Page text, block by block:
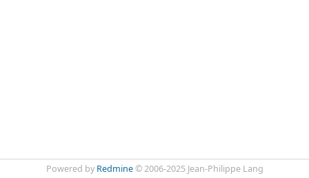
Powered by Redmine© 2006-2025 Jean-Philippe Lang